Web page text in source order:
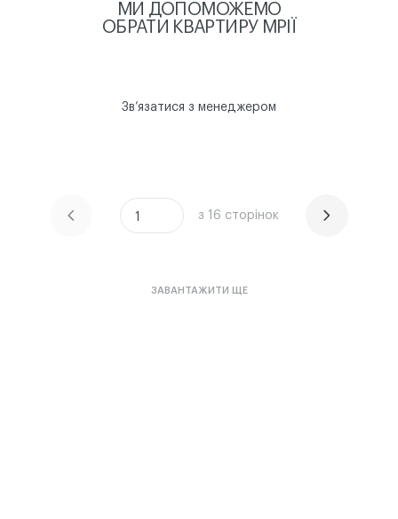
МИ ДОПОМОЖЕМО
ОБРАТИ КВАРТИРУ МРІЇ
Звʼязатися з менеджером
ЧИТАТИ ІСТОРІЮ1 з 16 сторінок ЧИТАТИ ІСТОРІЮ
ЗАВАНТАЖИТИ ЩЕ